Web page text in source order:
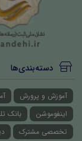
دسته‌بندی‌ها
آموزش و پرورش
اینفوموشن
بانک
تخصصی مشترک